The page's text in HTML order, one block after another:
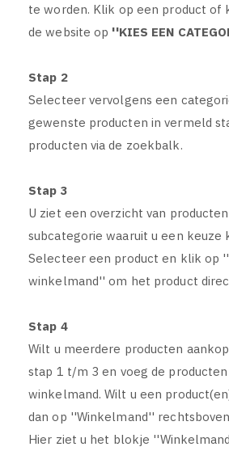
te worden. Klik op een product of
de website op ''KIES EEN
Stap 2
Selecteer vervolgens een
gewenste producten in vermeld
producten via de zoekbalk.
Stap 3
U ziet een overzicht van
subcategorie waaruit u een keuze
Selecteer een product en klik op
winkelmand'' om het product
Stap 4
Wilt u meerdere producten
stap 1 t/m 3 en voeg de
winkelmand. Wilt u een
dan op ''Winkelmand''
Hier ziet u het blokje